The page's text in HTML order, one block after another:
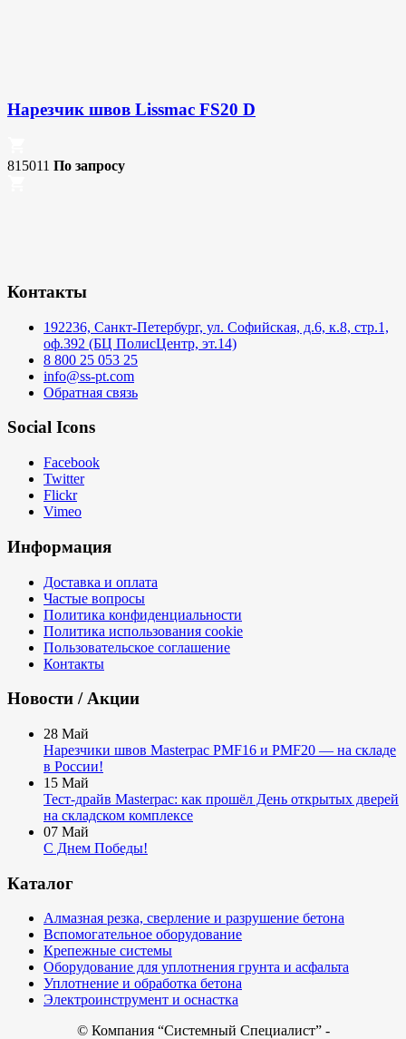
Нарезчик швов Lissmac FS20 D
815011 По запросу
Контакты
192236, Санкт-Петербург, ул. Софийская, д.6, к.8, стр.1,
оф.392 (БЦ ПолисЦентр, эт.14)
8 800 25 053 25
info@ss-pt.com
Обратная связь
Social Icons
Facebook
Twitter
Flickr
Vimeo
Информация
Доставка и оплата
Частые вопросы
Политика конфиденциальности
Политика использования cookie
Пользовательское соглашение
Контакты
Новости / Акции
28 Май
Нарезчики швов Masterpac PMF16 и PMF20 — на складе
в России!
15 Май
Тест-драйв Masterpac: как прошёл День открытых дверей
на складском комплексе
07 Май
С Днем Победы!
Каталог
Алмазная резка, сверление и разрушение бетона
Вспомогательное оборудование
Крепежные системы
Оборудование для уплотнения грунта и асфальта
Уплотнение и обработка бетона
Электроинструмент и оснастка
© Компания “Системный Специалист” -